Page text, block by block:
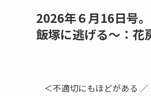
2026年６月16日号
飯塚に逃げる～：花
＜不適切にもほどがある